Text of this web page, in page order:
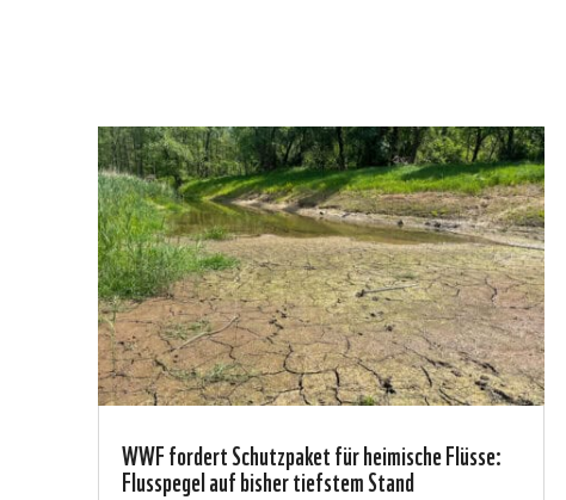
WWF fordert Schutzpaket für heimische Flüsse:
Flusspegel auf bisher tiefstem Stand